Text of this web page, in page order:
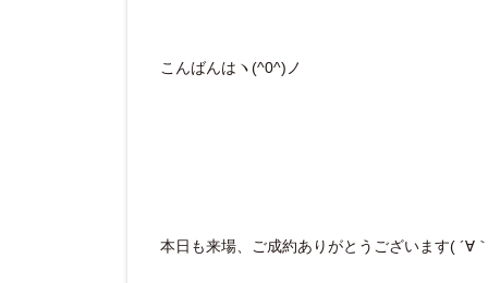
こんばんはヽ(^0^)ノ
本日も来場、ご成約ありがとうございます( ´∀